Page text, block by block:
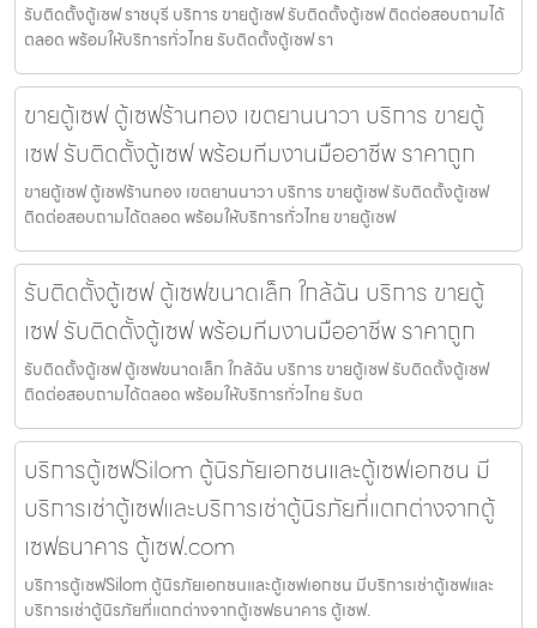
รับติดตั้งตู้เซฟ ราชบุรี บริการ ขายตู้เซฟ รับติดตั้งตู้เซฟ ติดต่อสอบถามได้
ตลอด พร้อมให้บริการทั่วไทย รับติดตั้งตู้เซฟ รา
ขายตู้เซฟ ตู้เซฟร้านทอง เขตยานนาวา บริการ ขายตู้
เซฟ รับติดตั้งตู้เซฟ พร้อมทีมงานมืออาชีพ ราคาถูก
ขายตู้เซฟ ตู้เซฟร้านทอง เขตยานนาวา บริการ ขายตู้เซฟ รับติดตั้งตู้เซฟ
ติดต่อสอบถามได้ตลอด พร้อมให้บริการทั่วไทย ขายตู้เซฟ
รับติดตั้งตู้เซฟ ตู้เซฟขนาดเล็ก ใกล้ฉัน บริการ ขายตู้
เซฟ รับติดตั้งตู้เซฟ พร้อมทีมงานมืออาชีพ ราคาถูก
รับติดตั้งตู้เซฟ ตู้เซฟขนาดเล็ก ใกล้ฉัน บริการ ขายตู้เซฟ รับติดตั้งตู้เซฟ
ติดต่อสอบถามได้ตลอด พร้อมให้บริการทั่วไทย รับต
บริการตู้เซฟSilom ตู้นิรภัยเอกชนและตู้เซฟเอกชน มี
บริการเช่าตู้เซฟและบริการเช่าตู้นิรภัยที่แตกต่างจากตู้
เซฟธนาคาร ตู้เซฟ.com
บริการตู้เซฟSilom ตู้นิรภัยเอกชนและตู้เซฟเอกชน มีบริการเช่าตู้เซฟและ
บริการเช่าตู้นิรภัยที่แตกต่างจากตู้เซฟธนาคาร ตู้เซฟ.